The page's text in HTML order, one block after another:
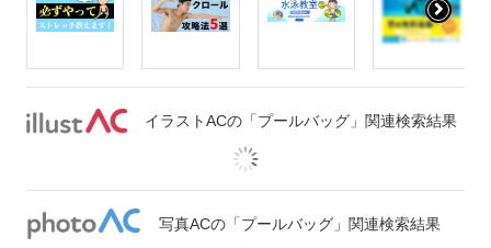
イラストACの「プールバッグ」関連検索結果
写真ACの「プールバッグ」関連検索結果